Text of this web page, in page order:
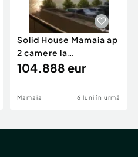
Solid House Mamaia ap
2 camere la
cheie,langa Mega
104.888 eur
Mamaia 6 luni în urmă